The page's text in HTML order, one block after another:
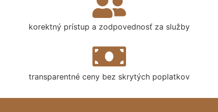
korektný prístup a zodpovednosť za služby
transparentné ceny bez skrytých poplatkov